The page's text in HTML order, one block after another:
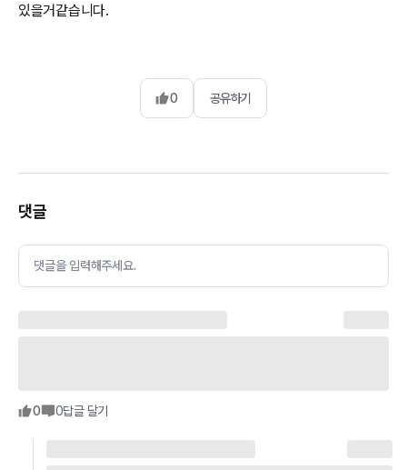
있을거같습니다.
0 공유하기
댓글
댓글을 입력해주세요.
0 0답글 달기